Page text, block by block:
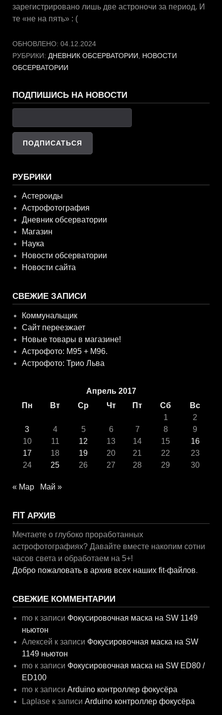
зарегистрировано лишь две астроночи за период. И
те «не на пять» : (
ОБНОВЛЕНО: 04.12.2024
РУБРИКИ: ДНЕВНИК ОБСЕРВАТОРИИ , НОВОСТИ
ОБСЕРВАТОРИИ
ПОДПИШИСЬ НА НОВОСТИ
РУБРИКИ
Астероиды
Астрофотография
Дневник обсерватории
Магазин
Наука
Новости обсерватории
Новости сайта
СВЕЖИЕ ЗАПИСИ
Коммунальщик
Сайт переезжает
Новые товары в магазине!
Астрофото: M95 + M96.
Астрофото: Трио Льва
Апрель 2017
Пн
Вт Ср Чт Пт Сб
Вс
1
2
3
4 5 6 7 8
9
10
11 12 13 14 15
16
17
18 19 20 21 22
23
24
25 26 27 28 29 30
« Мар Май »
FIT АРХИВ
Мечтаете о глубоко проработанных
астрофотографиях? Давайте вместе накопим сотни
часов света и обработаем на 5+!
Добро пожаловать в архив всех наших fit-файлов.
СВЕЖИЕ КОММЕНТАРИИ
mo к записи Фокусировочная маска на SW 1149
ньютон
Алексей к записи Фокусировочная маска на SW
1149 ньютон
mo к записи Фокусировочная маска на SW ED80 /
ED100
mo к записиArduino контроллер фокусёра
Laplase к записиArduino контроллер фокусёра